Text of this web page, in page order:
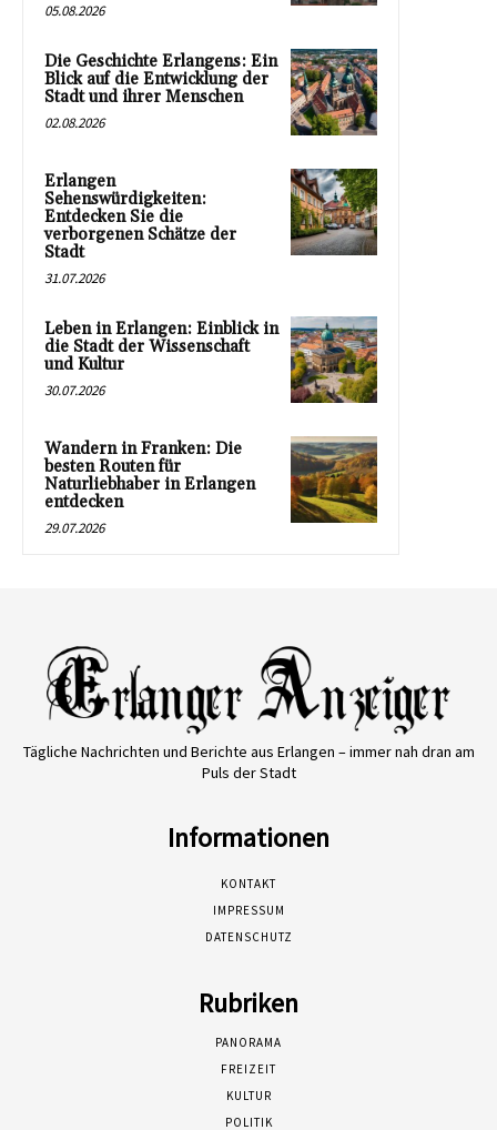
05.08.2026
Die Geschichte Erlangens: Ein
Blick auf die Entwicklung der
Stadt und ihrer Menschen
02.08.2026
Erlangen
Sehenswürdigkeiten:
Entdecken Sie die
verborgenen Schätze der
Stadt
31.07.2026
Leben in Erlangen: Einblick in
die Stadt der Wissenschaft
und Kultur
30.07.2026
Wandern in Franken: Die
besten Routen für
Naturliebhaber in Erlangen
entdecken
29.07.2026
Tägliche Nachrichten und Berichte aus Erlangen – immer nah dran am
Puls der Stadt
Informationen
KONTAKT
IMPRESSUM
DATENSCHUTZ
Rubriken
PANORAMA
FREIZEIT
KULTUR
POLITIK